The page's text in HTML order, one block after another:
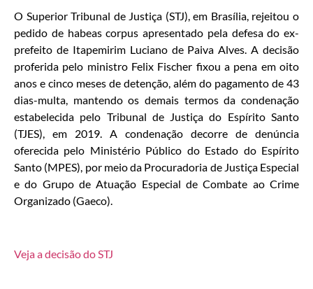
O Superior Tribunal de Justiça (STJ), em Brasília, rejeitou o
pedido de habeas corpus apresentado pela defesa do ex-
prefeito de Itapemirim Luciano de Paiva Alves. A decisão
proferida pelo ministro Felix Fischer fixou a pena em oito
anos e cinco meses de detenção, além do pagamento de 43
dias-multa, mantendo os demais termos da condenação
estabelecida pelo Tribunal de Justiça do Espírito Santo
(TJES), em 2019. A condenação decorre de denúncia
oferecida pelo Ministério Público do Estado do Espírito
Santo (MPES), por meio da Procuradoria de Justiça Especial
e do Grupo de Atuação Especial de Combate ao Crime
Organizado (Gaeco).
Veja a decisão do STJ